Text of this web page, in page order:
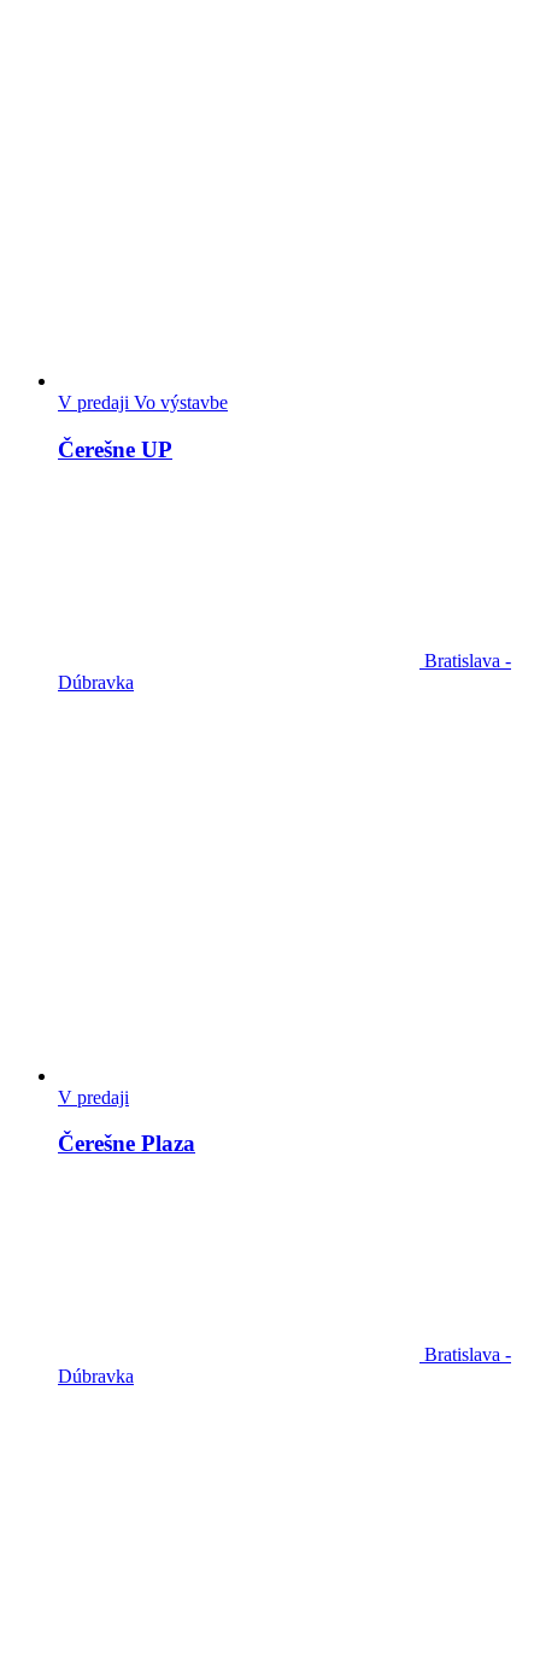
V predaji Vo výstavbe
Čerešne UP
Bratislava -
Dúbravka
V predaji
Čerešne Plaza
Bratislava -
Dúbravka